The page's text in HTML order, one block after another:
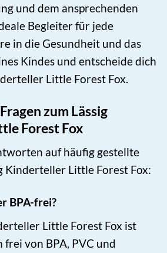
und dem ansprechenden
Begleiter für jede
in die Gesundheit und das
Kindes und entscheide dich
Little Forest Fox.
zum Lässig
Forest Fox
auf häufig gestellte
Kinderteller Little Forest Fox:
BPA-frei?
Little Forest Fox ist
von BPA, PVC und